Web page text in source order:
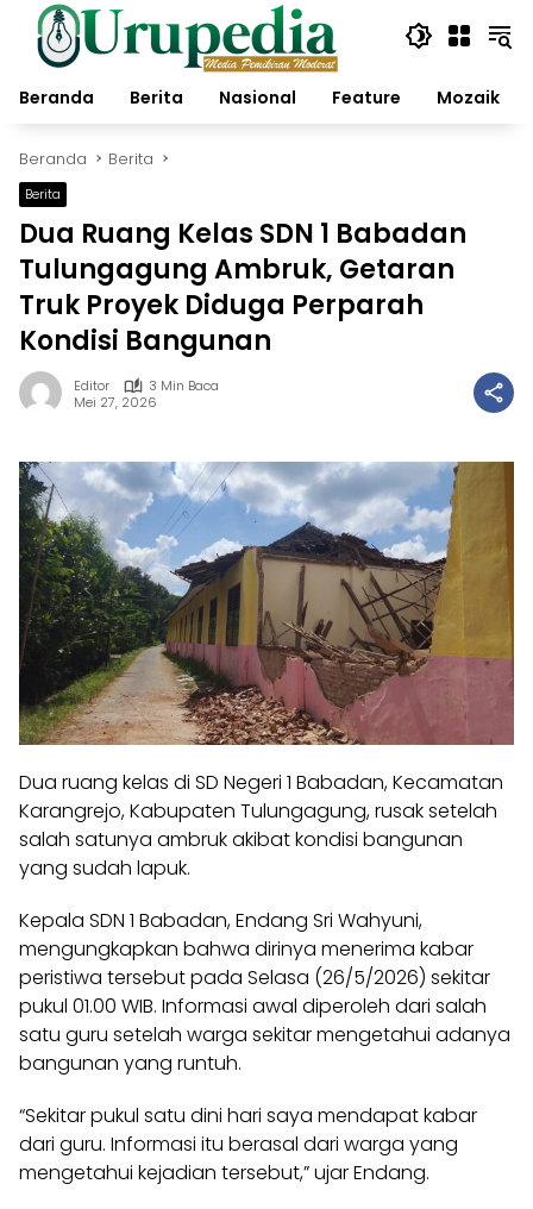
Langsung
konten
Beranda
Berita Nasional Feature Mozaik
Beranda Berita
Berita
Dua Ruang Kelas SDN 1 Babadan
Tulungagung Ambruk, Getaran
Truk Proyek Diduga Perparah
Kondisi Bangunan
Editor
3 Min Baca
Mei 27, 2026
Dua ruang kelas di SD Negeri 1 Babadan, Kecamatan
Karangrejo, Kabupaten Tulungagung, rusak setelah
salah satunya ambruk akibat kondisi bangunan
yang sudah lapuk.
Kepala SDN 1 Babadan, Endang Sri Wahyuni,
mengungkapkan bahwa dirinya menerima kabar
peristiwa tersebut pada Selasa (26/5/2026) sekitar
pukul 01.00 WIB. Informasi awal diperoleh dari salah
satu guru setelah warga sekitar mengetahui adanya
bangunan yang runtuh.
“Sekitar pukul satu dini hari saya mendapat kabar
dari guru. Informasi itu berasal dari warga yang
mengetahui kejadian tersebut,” ujar Endang.